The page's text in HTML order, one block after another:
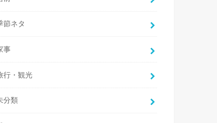
節ネタ
事
行・観光
分類